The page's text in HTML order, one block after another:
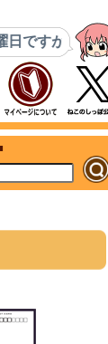
業いたし
ガイド